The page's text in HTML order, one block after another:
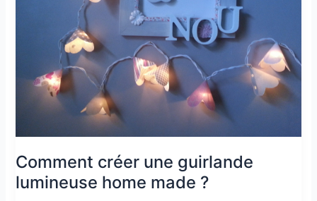
Comment créer une guirlande
lumineuse home made ?